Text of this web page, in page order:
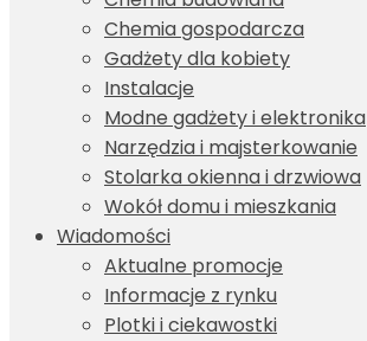
Chemia gospodarcza
Gadżety dla kobiety
Instalacje
Modne gadżety i elektronika
Narzędzia i majsterkowanie
Stolarka okienna i drzwiowa
Wokół domu i mieszkania
Wiadomości
Aktualne promocje
Informacje z rynku
Plotki i ciekawostki